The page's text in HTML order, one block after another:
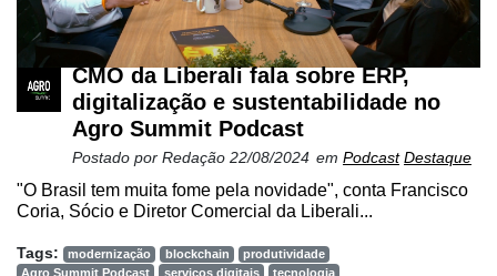
CMO da Liberali fala sobre ERP,
digitalização e sustentabilidade no
Agro Summit Podcast
Postado por Redação 22/08/2024 em Podcast Destaque
"O Brasil tem muita fome pela novidade", conta Francisco
Coria, Sócio e Diretor Comercial da Liberali...
Tags: modernização blockchain
produtividade
Agro Summit Podcast
serviços digitais
tecnologia